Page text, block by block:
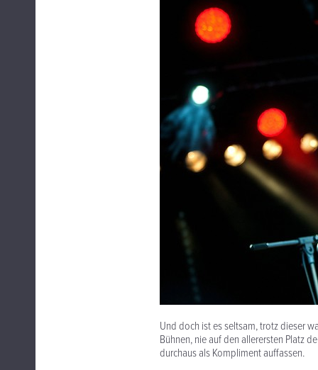
Und doch ist es seltsam, trotz dieser
Bühnen, nie auf den allerersten Platz
durchaus als Kompliment auffassen.